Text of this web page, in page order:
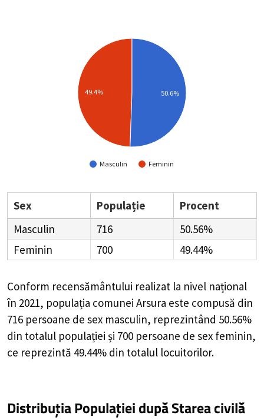
Masculin Feminin
49.4% 50.6%
Sex Populație
Procent
Masculin
716
50.56%
Feminin
700 49.44%
Conform recensământului realizat la nivel național
în 2021, populația comunei Arsura este compusă din
716 persoane de sex masculin, reprezintând 50.56%
din totalul populației și 700 persoane de sex feminin,
ce reprezintă 49.44% din totalul locuitorilor.
Distribuția Populațieidupă Starea civilă